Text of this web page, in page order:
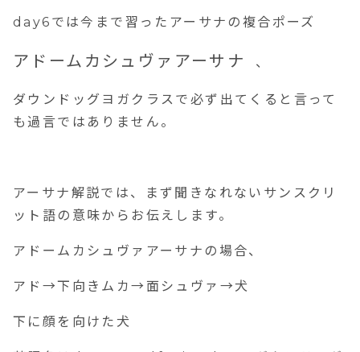
day6 では今まで習ったアーサナの複合ポーズ
アドームカシュヴァアーサナ 、
ダウンドッグヨガクラスで必ず出てくると言って
も過言ではありません。
アーサナ解説では、まず聞きなれないサンスクリ
ット語の意味からお伝えします。
アドームカシュヴァアーサナの場合、
アド →下向きムカ→ 面シュヴァ →犬
下に顔を向けた犬